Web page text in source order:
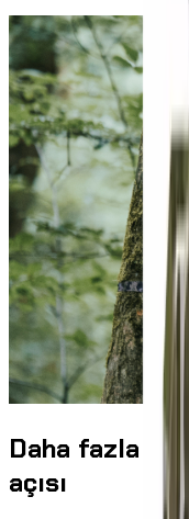
Daha fazla
açısı